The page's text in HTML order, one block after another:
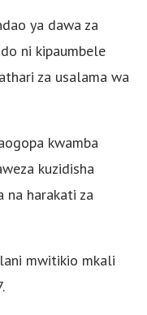
ya dawa za
ni kipaumbele
za usalama wa
kwamba
kuzidisha
harakati za
mwitikio mkali